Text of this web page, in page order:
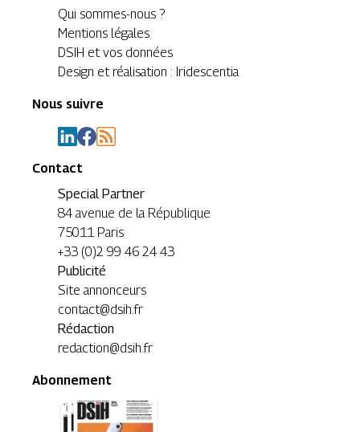
Qui sommes-nous ?
Mentions légales
DSIH et vos données
Design et réalisation : Iridescentia
Nous suivre
Contact
Special Partner
84 avenue de la République
75011 Paris
+33 (0)2 99 46 24 43
Publicité
Site annonceurs
contact@dsih.fr
Rédaction
redaction@dsih.fr
Abonnement